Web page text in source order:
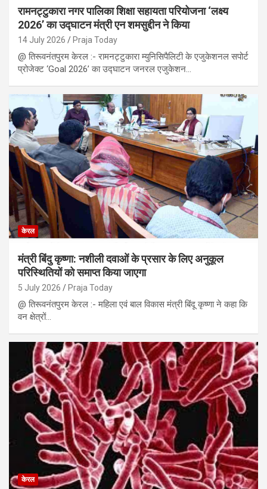
रामनट्टुकारा नगर पालिका शिक्षा सहायता परियोजना ‘लक्ष्य
2026’ का उद्घाटन मंत्री एन शमसुद्दीन ने किया
14 July 2026 Praja Today
@ तिरूवनंतपुरम केरल :- रामनट्टुकारा म्युनिसिपैलिटी के एजुकेशनल सपोर्ट
प्रोजेक्ट ‘Goal 2026’ का उद्घाटन जनरल एजुकेशन…
केरल
मंत्री बिंदु कृष्णा: नशीली दवाओं के प्रसार के लिए अनुकूल
परिस्थितियों को समाप्त किया जाएगा
5 July 2026 Praja Today
@ तिरूवनंतपुरम केरल :- महिला एवं बाल विकास मंत्री बिंदू कृष्णा ने कहा कि
वन क्षेत्रों…
केरल